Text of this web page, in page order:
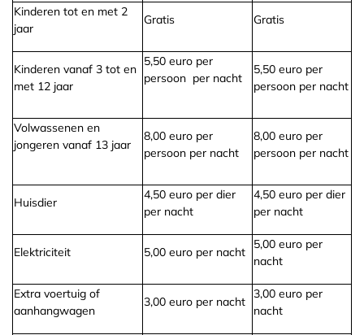
Kinderen tot en met 2
jaar
Gratis Gratis
Kinderen vanaf 3 tot en
met 12 jaar
5,50 euro per
persoon per nacht
5,50 euro per
persoon per nacht
Volwassenen en
jongeren vanaf 13 jaar
8,00 euro per
persoon per nacht
8,00 euro per
persoon per nacht
Huisdier
4,50 euro per dier
per nacht
4,50 euro per dier
per nacht
Elektriciteit 5,00 euro per nacht
5,00 euro per
nacht
Extra voertuig of
aanhangwagen
3,00 euro per nacht
3,00 euro per
nacht